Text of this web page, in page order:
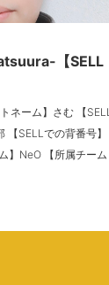
【SELL
ネーム】さむ 【SELL
SELLでの背番号】
】NeO 【所属チーム